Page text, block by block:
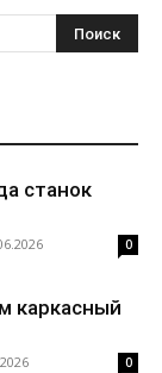
станок
0
каркасный
0